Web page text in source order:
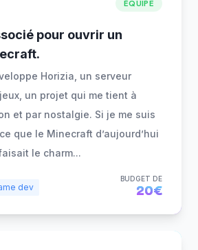
ÉQUIPE
pour ouvrir un
Horizia, un serveur
un projet qui me tient à
et par nostalgie. Si je me suis
que le Minecraft d’aujourd’hui
le charm...
dev
BUDGET DE
20€